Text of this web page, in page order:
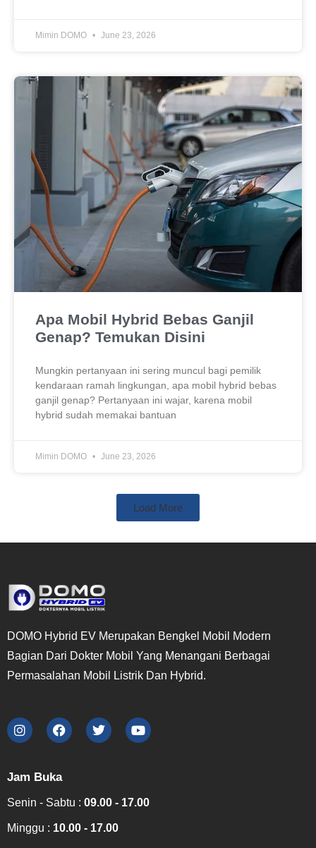
Mimin DOMO June 23, 2026
Apa Mobil Hybrid Bebas Ganjil
Genap? Temukan Disini
Mungkin pertanyaan ini sering muncul bagi pemilik
kendaraan ramah lingkungan, apa mobil hybrid bebas
ganjil genap? Pertanyaan ini wajar, karena mobil
hybrid sudah memakai bantuan
Mimin DOMO June 23, 2026
Load More
DOMO Hybrid EV Merupakan Bengkel Mobil Modern
Bagian Dari Dokter Mobil Yang Menangani Berbagai
Permasalahan Mobil Listrik Dan Hybrid.
Jam Buka
Senin - Sabtu : 09.00 - 17.00
Minggu : 10.00 - 17.00